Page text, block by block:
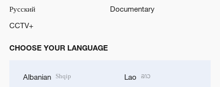
Русский
Documentary
CCTV+
CHOOSE YOUR LANGUAGE
Albanian Shqip Lao ລາວ